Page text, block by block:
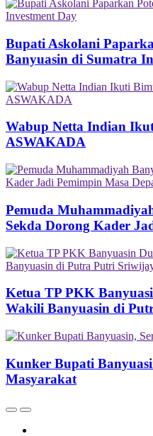
Bupati Askolani
Banyuasin di Sumatra
Wabup Netta Indian
ASWAKADA
Pemuda
Sekda Dorong Kader
Ketua TP PKK
Wakili Banyuasin di
Kunker Bupati
Masyarakat